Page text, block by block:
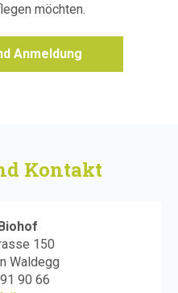
möchten.
Anmeldung
Kontakt
150
Waldegg
90 66